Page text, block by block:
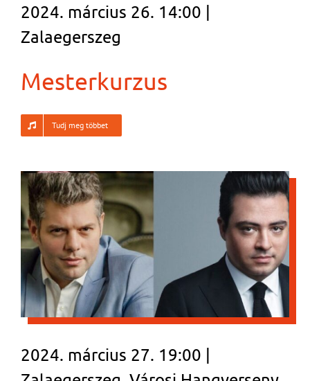
2024. március 26. 14:00 |
Zalaegerszeg
Mesterkurzus
Tudj meg többet
2024. március 27. 19:00 |